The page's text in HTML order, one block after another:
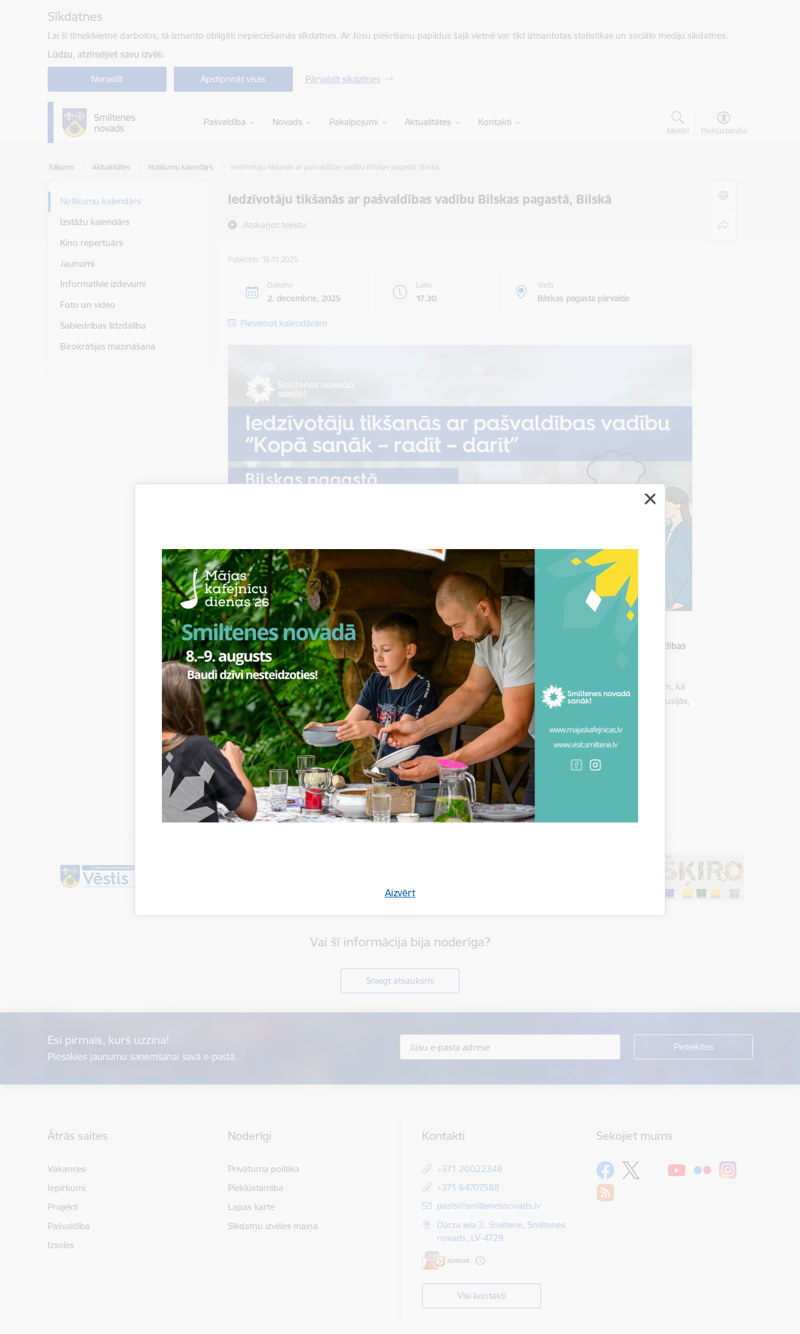
Sīkdatnes
Lai šī tīmekļvietne darbotos, tā izmanto obligāti nepieciešamās sīkdatnes. Ar Jūsu piekrišanu papildus šajā vietnē var tikt izmantotas statistikas un sociālo mediju sīkdatnes.
Lūdzu, atzīmējiet savu izvēli:
Noraidīt Apstiprināt visas Pārvaldīt sīkdatnes
Pašvaldība Novads Pakalpojumi Aktualitātes Kontakti
Meklēt Piekļūstamība
Sākums Aktualitātes Notikumu kalendārs Iedzīvotāju tikšanās ar pašvaldības vadību Bilskas pagastā, Bilskā
Iedzīvotāju tikšanās ar pašvaldības vadību Bilskas pagastā, Bilskā
Atskaņot tekstu
Aizvērt
Notikumu kalendārs
Izstāžu kalendārs
Kino repertuārs
Jaunumi
Informatīvie izdevumi
Foto un video
Sabiedrības līdzdalība
Birokrātijas mazināšana
Publicēts: 15.11.2025.
Datums
2. decembris, 2025
Laiks
17.30
Vieta
Bilskas pagasta pārvalde
Pievienot kalendāram
2025. gada 2. decembrī pulksten 17.30 Bilskas pagasta pārvaldē norisināsies Smiltenes novada pašvaldības
vadības klātienes tikšanās “Kopā sanāk – radīt – darīt
Tikšanās laikā iepazīstināsim novadniekus ar 2025. gada prioritātēm, izaicinājumiem un atbalsta instrumentiem, kā
arī ar 2026. gada vajadzībām un plānotajām prioritātēm. Iedzīvotāji varēs uzdot jautājumus un iesaistīties diskusijās,
lai noteiktu svarīgāko sava pagasta attīstībai 2026. gadā.
Saistītas tēmas
Notikumi: Tikšanās ar iedzīvotājiem
Vai šī informācija bija noderīga?
Sniegt atsauksmi
Esi pirmais, kurš uzzina!
Piesakies jaunumu saņemšanai savā e-pastā.
Ātrās saites
Vakances
Iepirkumi
Projekti
Pašvaldība
Izsoles
Noderīgi
Privātuma politika
Piekļūstamība
Lapas karte
Sīkdatņu izvēles maiņa
Kontakti
+371 20022348
+371 64707588
E-pasts:
pasts@smiltenesnovads.lv
Dārza iela 3, Smiltene, Smiltenes
novads, LV-4729
Visi kontakti
Sekojiet mums